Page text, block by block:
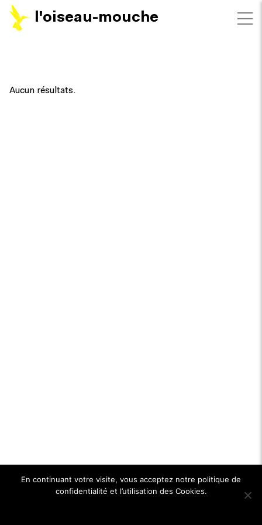
l'oiseau-mouche
FILTRES
Aucun résultats.
En continuant votre visite, vous acceptez notre politique de
confidentialité et l’utilisation des Cookies.